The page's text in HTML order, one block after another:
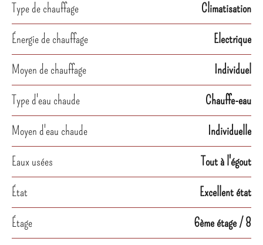
Type de chauffage
Climatisation
Énergie de chauffage
Electrique
Moyen de chauffage
Individuel
Type d'eau chaude
Chauffe-eau
Moyen d'eau chaude
Individuelle
Eaux usées
Tout à l'égout
État
Excellent état
Étage
6ème étage / 8